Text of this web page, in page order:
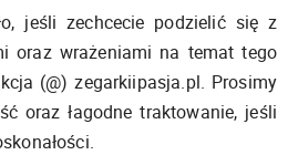
jeśli zechcecie podzielić się z
oraz wrażeniami na temat tego
(@) zegarkiipasja.pl. Prosimy
oraz łagodne traktowanie, jeśli